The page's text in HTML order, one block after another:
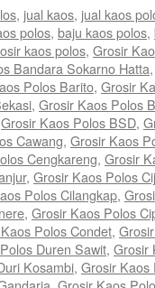
, jual kaos, jual kaos
polos, baju kaos polos,
kaos polos, Grosir
Bandara Sokarno Hatta
Polos Barito, Grosir
, Grosir Kaos Polos
Grosir Kaos Polos BSD,
Cawang, Grosir Kaos
Cengkareng, Grosir
, Grosir Kaos Polos
Polos Cilangkap,
, Grosir Kaos Polos
Polos Condet,
Duren Sawit, Grosir
Kosambi, Grosir Kaos